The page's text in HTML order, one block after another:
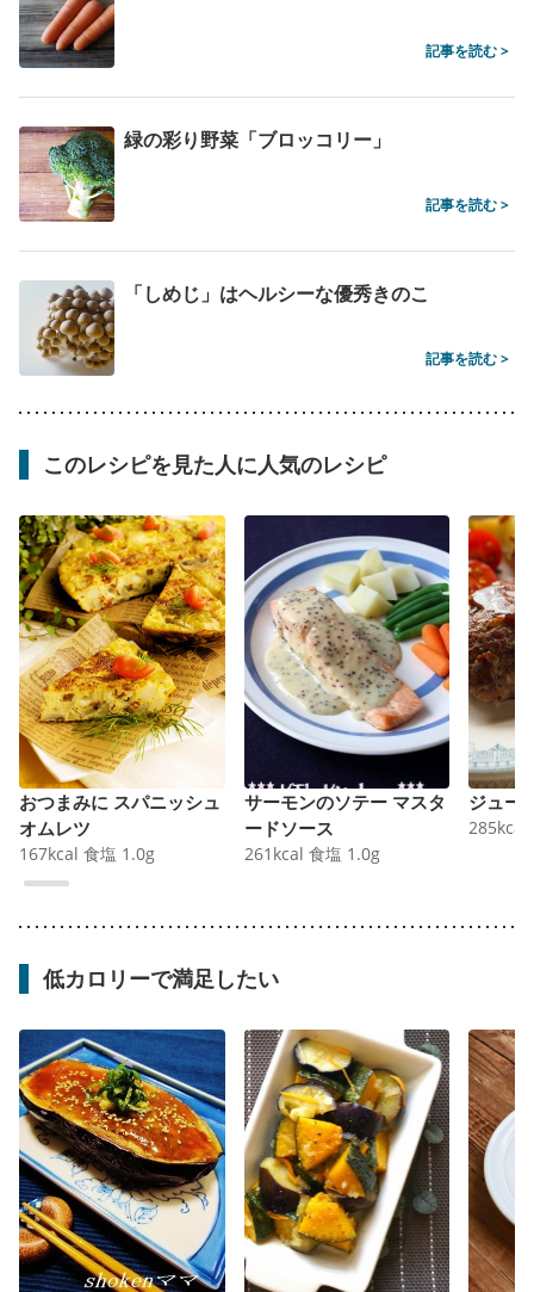
記事を読む >
緑の彩り野菜「ブロッコリー」
記事を読む >
「しめじ」はヘルシーな優秀きのこ
記事を読む >
このレシピを見た人に人気のレシピ
おつまみに スパニッシュ
オムレツ
167kcal 食塩 1.0g
サーモンのソテー マスタ
ードソース
261 kcal 食塩 1.0g
ジュー
285kcal
低カロリーで満足したい